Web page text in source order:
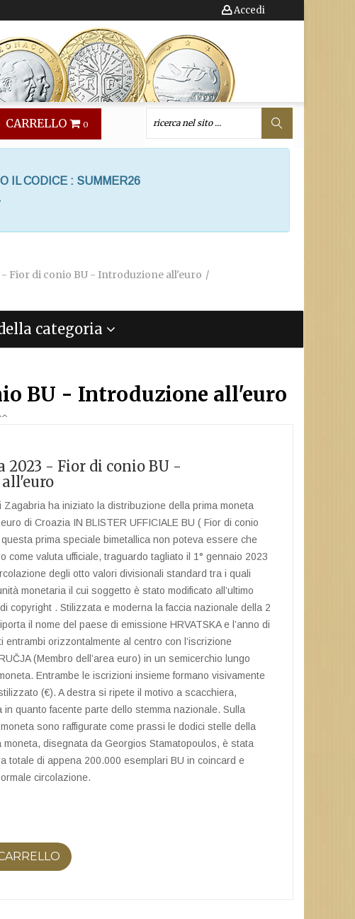
Accedi
CARRELLO 0
IL CODICE : SUMMER26
- Fior di conio BU - Introduzione all'euro
categoria
BU - Introduzione all'euro
2023 - Fior di conio BU -
Zagabria ha iniziato la distribuzione della prima moneta
di Croazia IN BLISTER UFFICIALE BU ( Fior di conio
prima speciale bimetallica non poteva essere che
come valuta ufficiale, traguardo tagliato il 1° gennaio 2023
degli otto valori divisionali standard tra i quali
monetaria il cui soggetto è stato modificato all’ultimo
copyright . Stilizzata e moderna la faccia nazionale della 2
il nome del paese di emissione HRVATSKA e l’anno di
entrambi orizzontalmente al centro con l’iscrizione
(Membro dell’area euro) in un semicerchio lungo
Entrambe le iscrizioni insieme formano visivamente
(€). A destra si ripete il motivo a scacchiera,
in quanto facente parte dello stemma nazionale. Sulla
sono raffigurate come prassi le dodici stelle della
moneta, disegnata da Georgios Stamatopoulos, è stata
totale di appena 200.000 esemplari BU in coincard e
circolazione.